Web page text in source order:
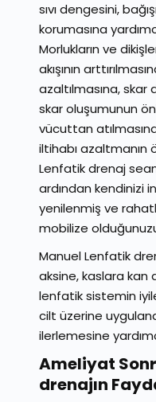
sıvı dengesini,
korumasına
Morlukların ve
akışının
azaltılmasına,
skar oluşumunun
vücuttan
iltihabı azaltmanın
Lenfatik drenaj
ardından kendinizi
yenilenmiş ve
mobilize
Manuel Lenfatik
aksine, kaslara kan
lenfatik sistemin
cilt üzerine
ilerlemesine
Ameliyat
drenajın